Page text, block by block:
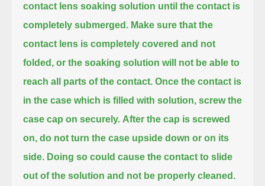
contact lens soaking solution until the contact is
completely submerged. Make sure that the
contact lens is completely covered and not
folded, or the soaking solution will not be able to
reach all parts of the contact. Once the contact is
in the case which is filled with solution, screw the
case cap on securely. After the cap is screwed
on, do not turn the case upside down or on its
side. Doing so could cause the contact to slide
out of the solution and not be properly cleaned.